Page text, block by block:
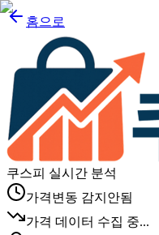
홈으로
쿠스피 실시간 분석
가격변동 감지안됨
가격 데이터 수집 중...